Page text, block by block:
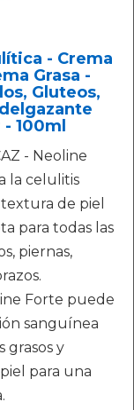
- Crema
Grasa -
Gluteos,
100ml
- Neoline
la celulitis
de piel
para todas las
piernas,
Forte puede
sanguínea
grasos y
para una